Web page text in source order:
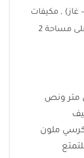
غاز) , مكيفات
ومجهزات بشكل كامل , حيث تمتد المزرعه على مساحة 2
من متر ونص
ملون